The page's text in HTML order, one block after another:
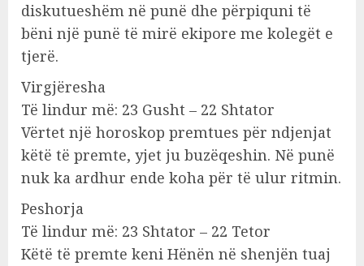
diskutueshëm në punë dhe përpiquni të
bëni një punë të mirë ekipore me kolegët e
tjerë.
Virgjëresha
Të lindur më: 23 Gusht – 22 Shtator
Vërtet një horoskop premtues për ndjenjat
këtë të premte, yjet ju buzëqeshin. Në punë
nuk ka ardhur ende koha për të ulur ritmin.
Peshorja
Të lindur më: 23 Shtator – 22 Tetor
Këtë të premte keni Hënën në shenjën tuaj